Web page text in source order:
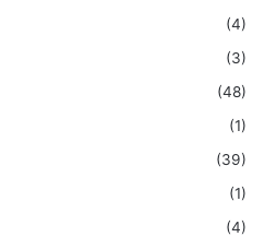
(4)
(3)
(48)
(1)
(39)
(1)
(4)